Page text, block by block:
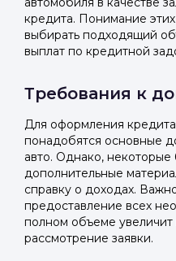
кредита. Понимание
выбирать подходящий
выплат по кредитной
Требования к
Для оформления
понадобятся основные
авто. Однако, некоторые
дополнительные
справку о доходах.
предоставление всех
полном объеме
рассмотрение заявки.